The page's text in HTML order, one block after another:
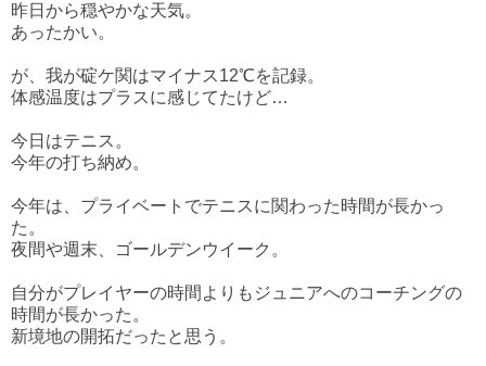
昨日から穏やかな天気。
あったかい。
が、我が碇ケ関はマイナス12℃を記録。
体感温度はプラスに感じてたけど…
今日はテニス。
今年の打ち納め。
今年は、プライベートでテニスに関わった時間が長かっ
た。
夜間や週末、ゴールデンウイーク。
自分がプレイヤーの時間よりもジュニアへのコーチングの
時間が長かった。
新境地の開拓だったと思う。